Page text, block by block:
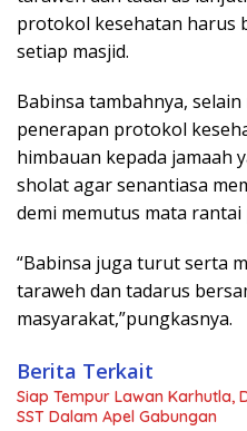
protokol kesehatan harus
setiap masjid.
Babinsa tambahnya,
penerapan protokol
himbauan kepada jamaah
sholat agar senantiasa
demi memutus mata rantai
“Babinsa juga turut serta
taraweh dan tadarus
masyarakat,”pungkasnya.
Berita Terkait
Siap Tempur Lawan Karhutla,
SST Dalam Apel Gabungan